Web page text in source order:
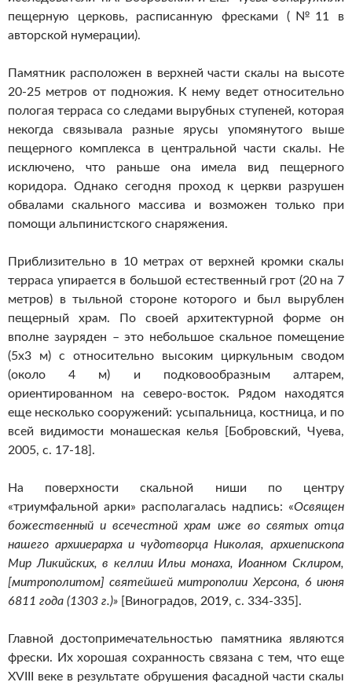
пещерную церковь, расписанную фресками (№11 в
авторской нумерации).
Памятник расположен в верхней части скалы на высоте
20-25 метров от подножия. К нему ведет относительно
пологая терраса со следами вырубных ступеней, которая
некогда связывала разные ярусы упомянутого выше
пещерного комплекса в центральной части скалы. Не
исключено, что раньше она имела вид пещерного
коридора. Однако сегодня проход к церкви разрушен
обвалами скального массива и возможен только при
помощи альпинистского снаряжения.
Приблизительно в 10 метрах от верхней кромки скалы
терраса упирается в большой естественный грот (20 на 7
метров) в тыльной стороне которого и был вырублен
пещерный храм. По своей архитектурной форме он
вполне зауряден – это небольшое скальное помещение
(5х3 м) с относительно высоким циркульным сводом
(около 4 м) и подковообразным алтарем,
ориентированном на северо-восток. Рядом находятся
еще несколько сооружений: усыпальница, костница, и по
всей видимости монашеская келья [Бобровский, Чуева,
2005, с. 17-18].
На поверхности скальной ниши по центру
«триумфальной арки» располагалась надпись: «Освящен
божественный и всечестной храм иже во святых отца
нашего архииерарха и чудотворца Николая, архиепископа
Мир Ликийских, в келлии Ильи монаха, Иоанном Склиром,
[митрополитом] святейшей митрополии Херсона, 6 июня
6811 года (1303 г.)» [Виноградов, 2019, с. 334-335].
Главной достопримечательностью памятника являются
фрески. Их хорошая сохранность связана с тем, что еще
XVIII веке в результате обрушения фасадной части скалы